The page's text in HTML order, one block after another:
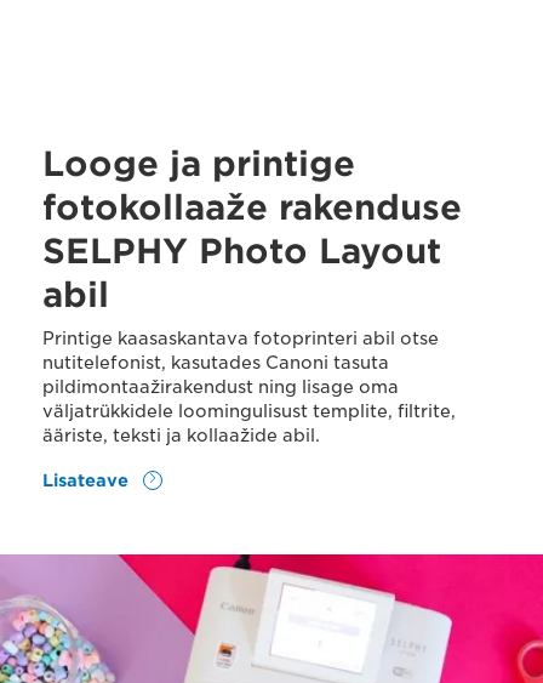
Looge ja printige
fotokollaaže rakenduse
SELPHY Photo Layout
abil
Printige kaasaskantava fotoprinteri abil otse
nutitelefonist, kasutades Canoni tasuta
pildimontaažirakendust ning lisage oma
väljatrükkidele loomingulisust templite, filtrite,
ääriste, teksti ja kollaažide abil.
Lisateave